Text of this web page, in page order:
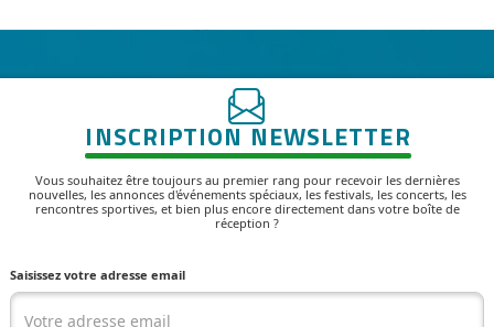
INSCRIPTION NEWSLETTER
Vous souhaitez être toujours au premier rang pour recevoir les dernières
nouvelles, les annonces d'événements spéciaux, les festivals, les concerts, les
rencontres sportives, et bien plus encore directement dans votre boîte de
réception ?
Saisissez votre adresse email